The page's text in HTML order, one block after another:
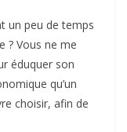
un peu de temps
? Vous ne me
éduquer son
qu’un
choisir, afin de